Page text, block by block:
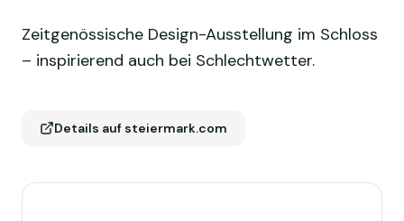
Zeitgenössische Design-Ausstellung im Schloss
– inspirierend auch bei Schlechtwetter.
Details auf steiermark.com